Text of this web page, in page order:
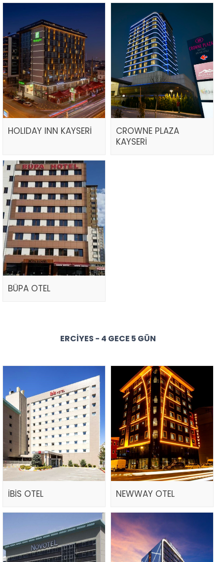
HOLIDAY INN KAYSERİ
CROWNE PLAZA
KAYSERİ
BÜPA OTEL
ERCIYES - 4 GECE 5 GÜN
İBİS OTEL NEWWAY OTEL